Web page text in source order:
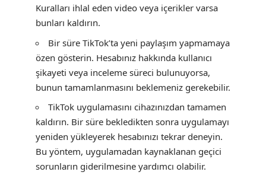
Kuralları ihlal eden video veya içerikler varsa
bunları kaldırın.
Bir süre TikTok’ta yeni paylaşım yapmamaya
özen gösterin. Hesabınız hakkında kullanıcı
şikayeti veya inceleme süreci bulunuyorsa,
bunun tamamlanmasını beklemeniz gerekebilir.
TikTok uygulamasını cihazınızdan tamamen
kaldırın. Bir süre bekledikten sonra uygulamayı
yeniden yükleyerek hesabınızı tekrar deneyin.
Bu yöntem, uygulamadan kaynaklanan geçici
sorunların giderilmesine yardımcı olabilir.